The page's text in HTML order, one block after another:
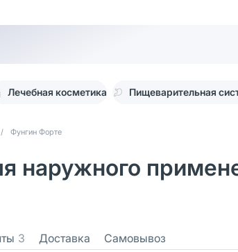
Лечебная косметика Пищеварительная
/ Фунгин Форте
наружного
3 Доставка Самовывоз